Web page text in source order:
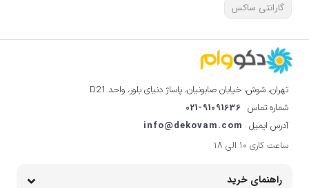
گارانتی ساکس
تهران، شوش، خیابان صابونیان، پاساژ دنیای بلور، واحد D21
شماره تماس 021-91091636
آدرس ایمیل info@dekovam.com
ساعت کاری 10 الی 18
راهنمای خرید